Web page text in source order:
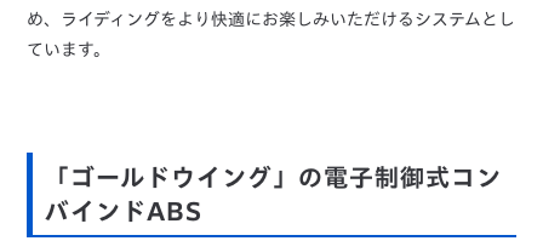
め、ライディングをより快適にお楽しみいただけるシステムとし
ています。
「ゴールドウイング」の電子制御式コン
バインドABS